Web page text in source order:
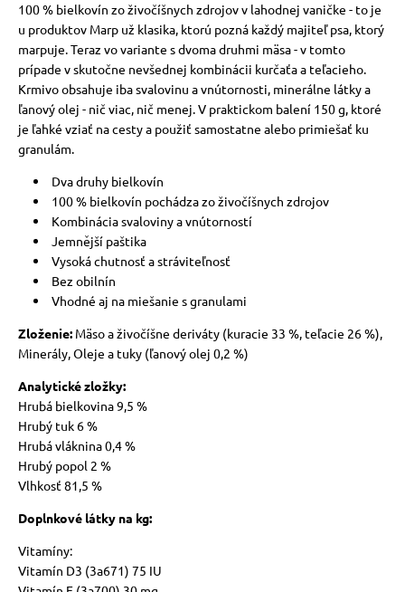
100 % bielkovín zo živočíšnych zdrojov v lahodnej vaničke - to je
u produktov Marp už klasika, ktorú pozná každý majiteľ psa, ktorý
marpuje. Teraz vo variante s dvoma druhmi mäsa - v tomto
prípade v skutočne nevšednej kombinácii kurčaťa a teľacieho.
Krmivo obsahuje iba svalovinu a vnútornosti, minerálne látky a
ľanový olej - nič viac, nič menej. V praktickom balení 150 g, ktoré
je ľahké vziať na cesty a použiť samostatne alebo primiešať ku
granulám.
Dva druhy bielkovín
100 % bielkovín pochádza zo živočíšnych zdrojov
Kombinácia svaloviny a vnútorností
Jemnější paštika
Vysoká chutnosť a stráviteľnosť
Bez obilnín
Vhodné aj na miešanie s granulami
Zloženie:Mäso a živočíšne deriváty (kuracie 33 %, teľacie 26 %),
Minerály, Oleje a tuky (ľanový olej 0,2 %)
Analytické zložky:
Hrubá bielkovina 9,5 %
Hrubý tuk 6 %
Hrubá vláknina 0,4 %
Hrubý popol 2 %
Vlhkosť 81,5 %
Doplnkové látky na kg:
Vitamíny:
Vitamín D3 (3a671) 75 IU